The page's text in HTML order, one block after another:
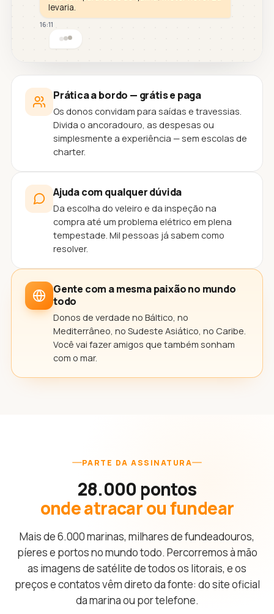
levaria.
16:11
Prática a bordo — grátis e paga
Os donos convidam para saídas e travessias.
Divida o ancoradouro, as despesas ou
simplesmente a experiência — sem escolas de
charter.
Ajuda com qualquer dúvida
Da escolha do veleiro e da inspeção na
compra até um problema elétrico em plena
tempestade. Mil pessoas já sabem como
resolver.
Gente com a mesma paixão no mundo
todo
Donos de verdade no Báltico, no
Mediterrâneo, no Sudeste Asiático, no Caribe.
Você vai fazer amigos que também sonham
com o mar.
PARTE DA ASSINATURA
28.000 pontos
onde atracar ou fundear
Mais de 6.000 marinas, milhares de fundeadouros,
píeres e portos no mundo todo. Percorremos à mão
as imagens de satélite de todos os litorais, e os
preços e contatos vêm direto da fonte: do site oficial
da marina ou por telefone.